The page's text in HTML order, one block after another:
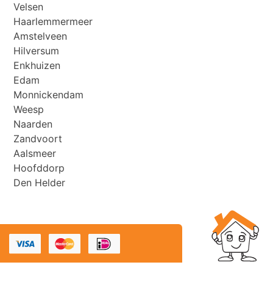
Velsen
Haarlemmermeer
Amstelveen
Hilversum
Enkhuizen
Edam
Monnickendam
Weesp
Naarden
Zandvoort
Aalsmeer
Hoofddorp
Den Helder